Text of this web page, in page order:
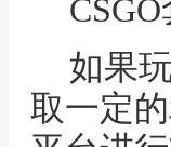
如果
取一定